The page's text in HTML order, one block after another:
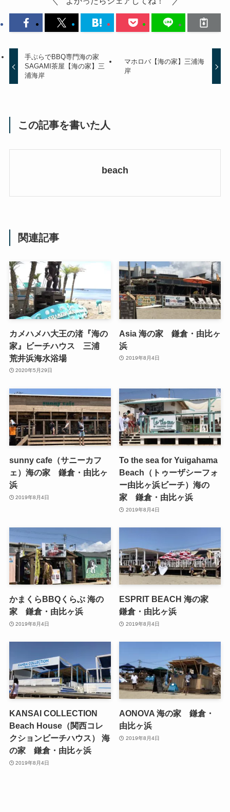
手ぶらでBBQ専門海の家
SAGAMI茶屋【海の家】三
浦海岸
マホロバ【海の家】三浦海
岸
この記事を書いた人
beach
関連記事
カメハメハ大王の渚『海の
家』ビーチハウス 三浦
荒井浜海水浴場
2020年5月29日
Asia 海の家 鎌倉・由比ヶ
浜
2019年8月4日
sunny cafe（サニーカフ
ェ）海の家 鎌倉・由比ヶ
浜
2019年8月4日
To the sea for Yuigahama
Beach（トゥーザシーフォ
ー由比ヶ浜ビーチ）海の
家 鎌倉・由比ヶ浜
2019年8月4日
かまくらBBQくらぶ 海の
家 鎌倉・由比ヶ浜
2019年8月4日
ESPRIT BEACH 海の家
鎌倉・由比ヶ浜
2019年8月4日
KANSAI COLLECTION
Beach House（関西コレ
クションビーチハウス） 海
の家 鎌倉・由比ヶ浜
2019年8月4日
AONOVA 海の家 鎌倉・
由比ヶ浜
2019年8月4日